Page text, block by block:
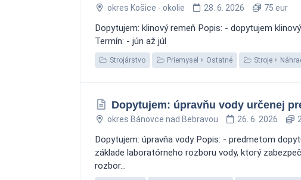
okres Košice - okolie 28. 6. 2026 75 eur
Dopytujem: klinový remeň Popis: - dopytujem
Termín: - jún až júl
Strojárstvo Priemysel Ostatné Stroje
Dopytujem: úpravňu vody určenej
okres Bánovce nad Bebravou 26. 6. 2026
Dopytujem: úpravňa vody Popis: - predmetom
základe laboratórneho rozboru vody, ktorý
rozbor...